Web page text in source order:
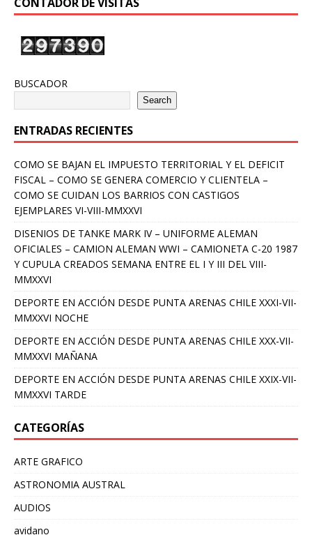
BUSCADOR
Search
ENTRADAS RECIENTES
COMO SE BAJAN EL IMPUESTO TERRITORIAL Y EL DEFICIT
FISCAL – COMO SE GENERA COMERCIO Y CLIENTELA –
COMO SE CUIDAN LOS BARRIOS CON CASTIGOS
EJEMPLARES VI-VIII-MMXXVI
DISENIOS DE TANKE MARK IV – UNIFORME ALEMAN
OFICIALES – CAMION ALEMAN WWI – CAMIONETA C-20 1987
Y CUPULA CREADOS SEMANA ENTRE EL I Y III DEL VIII-
MMXXVI
DEPORTE EN ACCIÓN DESDE PUNTA ARENAS CHILE XXXI-VII-
MMXXVI NOCHE
DEPORTE EN ACCIÓN DESDE PUNTA ARENAS CHILE XXX-VII-
MMXXVI MAÑANA
DEPORTE EN ACCIÓN DESDE PUNTA ARENAS CHILE XXIX-VII-
MMXXVI TARDE
CATEGORÍAS
ARTE GRAFICO
ASTRONOMIA AUSTRAL
AUDIOS
avidano